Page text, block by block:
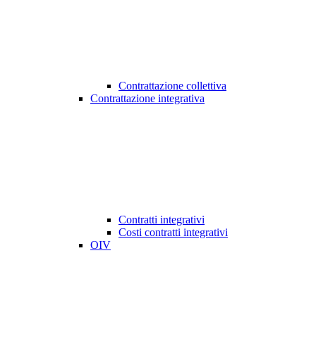
Contrattazione collettiva
Contrattazione integrativa
Contratti integrativi
Costi contratti integrativi
OIV